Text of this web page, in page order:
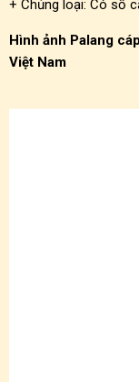
+ Chủng loại: Có số
Hình ảnh Palang
Việt Nam